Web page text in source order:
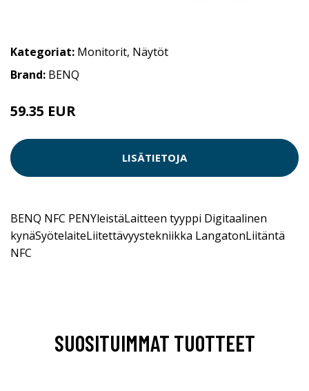
Kategoriat: Monitorit, Näytöt
Brand: BENQ
59.35 EUR
LISÄTIETOJA
BENQ NFC PENYleistäLaitteen tyyppi Digitaalinen
kynäSyötelaiteLiitettävyystekniikka LangatonLiitäntä
NFC
SUOSITUIMMAT TUOTTEET